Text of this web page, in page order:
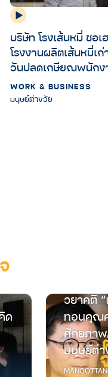
บริษัท โรงเส้นหมี่ ชอ
โรงงานผลิตเส้นหมี่เ
วันปลดเกษียณพนักง
WORK & BUSINESS
มนุษย์ต่างวัย
ด
วยาคติ
ทอนคุณ
ศักยภา
มนุษย์ต่า